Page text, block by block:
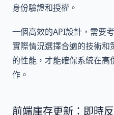
身份驗證和授權。
一個高效的API設計，需要
實際情況選擇合適的技術和
的性能，才能確保系統在
作。
前端庫存更新：即時